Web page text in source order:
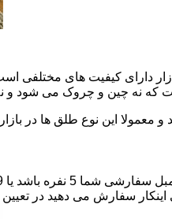
دارای کیفیت های مختلفی
که نه چین و چروک می شود و
این نوع طلق ها در بازار
سفارش می دهید در